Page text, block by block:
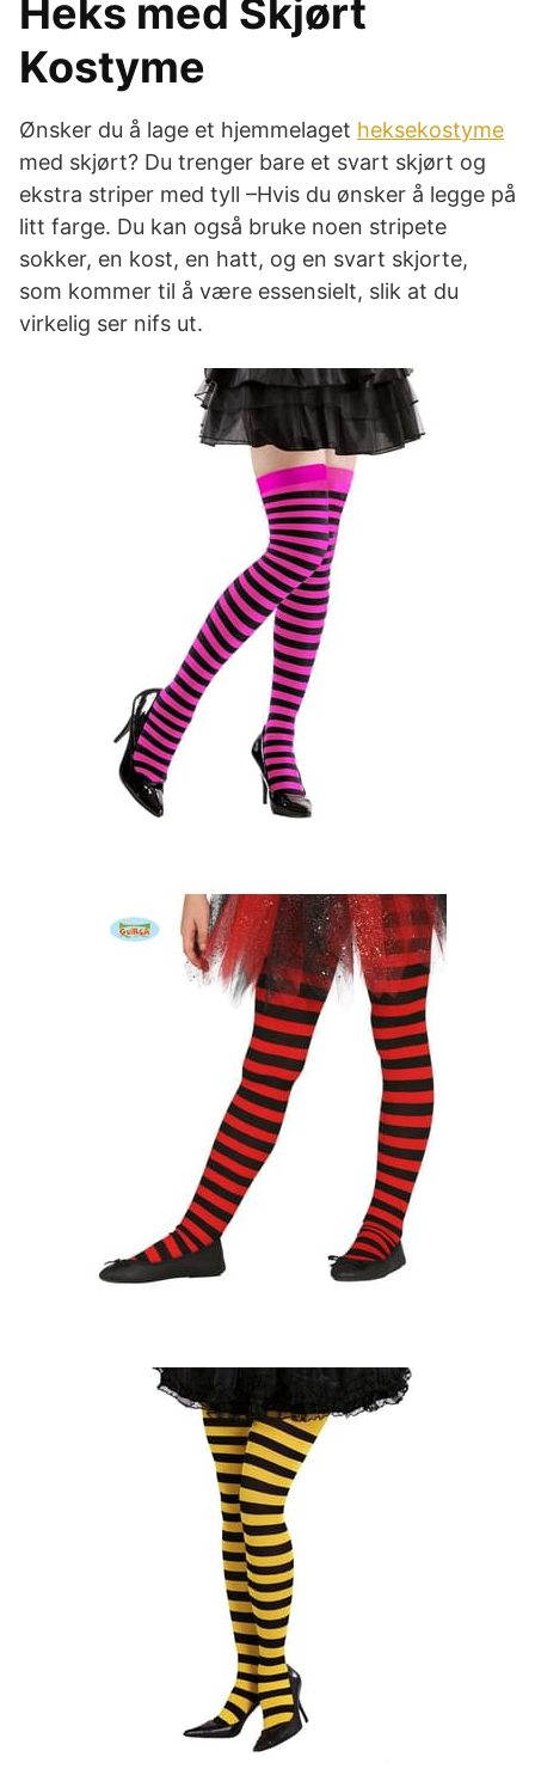
Heks med Skjørt
Kostyme
Ønsker du å lage et hjemmelaget heksekostyme
med skjørt? Du trenger bare et svart skjørt og
ekstra striper med tyll –Hvis du ønsker å legge på
litt farge. Du kan også bruke noen stripete
sokker, en kost, en hatt, og en svart skjorte,
som kommer til å være essensielt, slik at du
virkelig ser nifs ut.